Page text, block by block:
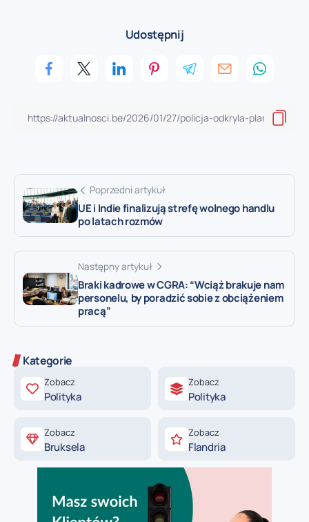
Udostępnij
Poprzedni artykuł
UE i Indie finalizują strefę wolnego handlu
po latach rozmów
Następny artykuł
Braki kadrowe w CGRA: “Wciąż brakuje nam
personelu, by poradzić sobie z obciążeniem
pracą”
Kategorie
Zobacz
Polityka
Zobacz
Polityka
Zobacz
Bruksela
Zobacz
Flandria